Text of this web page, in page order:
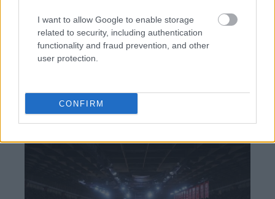
I want to allow Google to enable storage
related to security, including authentication
functionality and fraud prevention, and other
user protection.
CONFIRM
BEST OFINTERNET